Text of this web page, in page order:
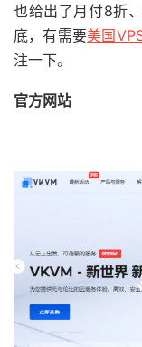
也给出了月付8折
底，有需要美国
注一下。
官方网站